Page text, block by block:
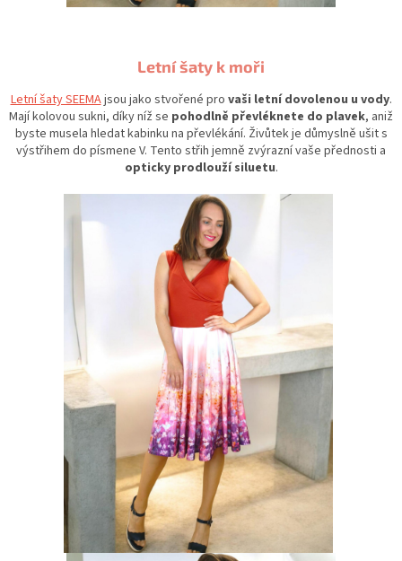
Letní šaty k moři
Letní šaty SEEMAjsou jako stvořené pro vaši letní dovolenou u vody.
Mají kolovou sukni, díky níž se pohodlně převléknete do plavek, aniž
byste musela hledat kabinku na převlékání. Živůtek je důmyslně ušit s
výstřihem do písmene V. Tento střih jemně zvýrazní vaše přednosti a
opticky prodlouží siluetu.